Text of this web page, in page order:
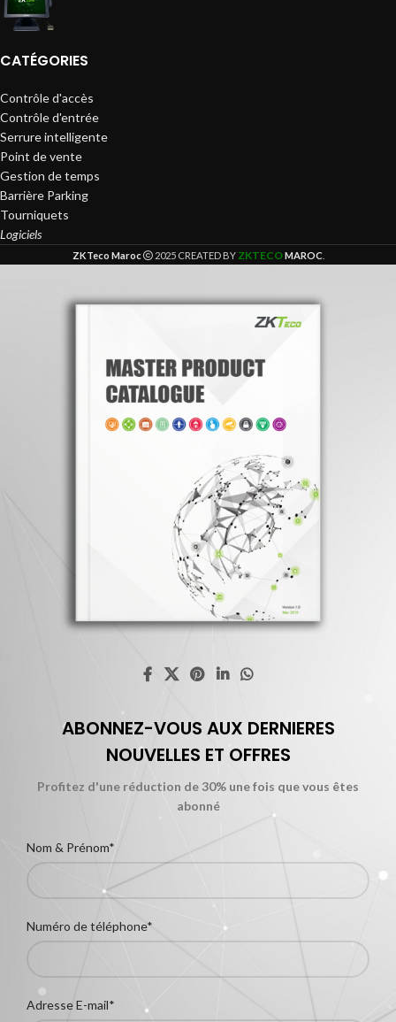
CATÉGORIES
Contrôle d'accès
Contrôle d'entrée
Serrure intelligente
Point de vente
Gestion de temps
Barrière Parking
Tourniquets
Logiciels
ZKTeco Maroc 2025 CREATED BYZKTECOMAROC.
ABONNEZ-VOUS AUX DERNIERES
NOUVELLES ET OFFRES
Profitez d'une réduction de 30% une fois que vous êtes
abonné
Nom & Prénom*
Numéro de téléphone*
Adresse E-mail*